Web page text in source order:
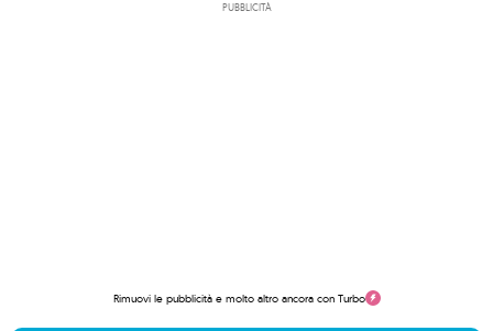
PUBBLICITÀ
Rimuovi le pubblicità e molto altro ancora con Turbo